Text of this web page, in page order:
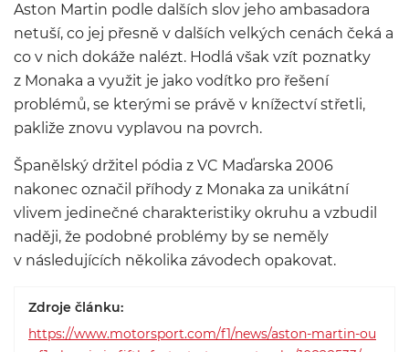
Aston Martin podle dalších slov jeho ambasadora
netuší, co jej přesně v dalších velkých cenách čeká a
co v nich dokáže nalézt. Hodlá však vzít poznatky
z Monaka a využit je jako vodítko pro řešení
problémů, se kterými se právě v knížectví střetli,
pakliže znovu vyplavou na povrch.
Španělský držitel pódia z VC Maďarska 2006
nakonec označil příhody z Monaka za unikátní
vlivem jedinečné charakteristiky okruhu a vzbudil
naději, že podobné problémy by se neměly
v následujících několika závodech opakovat.
Zdroje článku:
https://www.motorsport.com/f1/news/aston-martin-ou